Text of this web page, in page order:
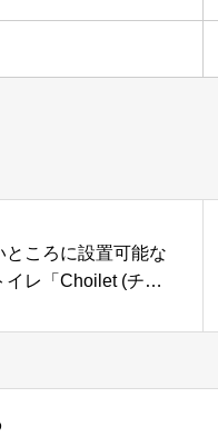
ところに設置可能な
イレ「Choilet (チョ